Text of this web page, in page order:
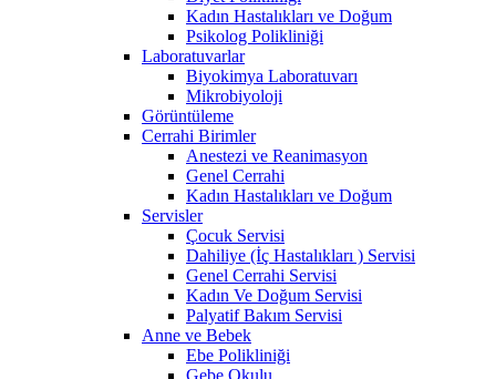
Kadın Hastalıkları ve Doğum
Psikolog Polikliniği
Laboratuvarlar
Biyokimya Laboratuvarı
Mikrobiyoloji
Görüntüleme
Cerrahi Birimler
Anestezi ve Reanimasyon
Genel Cerrahi
Kadın Hastalıkları ve Doğum
Servisler
Çocuk Servisi
Dahiliye (İç Hastalıkları ) Servisi
Genel Cerrahi Servisi
Kadın Ve Doğum Servisi
Palyatif Bakım Servisi
Anne ve Bebek
Ebe Polikliniği
Gebe Okulu